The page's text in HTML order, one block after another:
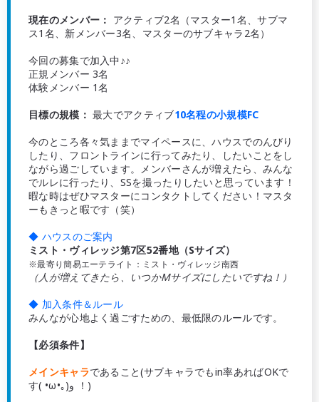
現在のメンバー： アクティブ2名（マスター1名、サブマ
ス1名、新メンバー3名、マスターのサブキャラ2名）
今回の募集で加入中♪︎♪︎
正規メンバー 3名
体験メンバー 1名
目標の規模： 最大でアクティブ10名程の小規模FC
今のところ各々気ままでマイペースに、ハウスでのんびり
したり、フロントラインに行ってみたり、したいことをし
ながら過ごしています。メンバーさんが増えたら、みんな
でルレに行ったり、SSを撮ったりしたいと思っています！
暇な時はぜひマスターにコンタクトしてください！マスタ
ーもきっと暇です（笑）
◆ ハウスのご案内
ミスト・ヴィレッジ第7区52番地（Sサイズ）
※最寄り簡易エーテライト：ミスト・ヴィレッジ南西
（人が増えてきたら、いつかMサイズにしたいですね！）
◆ 加入条件＆ルール
みんなが心地よく過ごすための、最低限のルールです。
【必須条件】
メインキャラであること(サブキャラでもin率あればOKで
す( •ω•｡)و ！)